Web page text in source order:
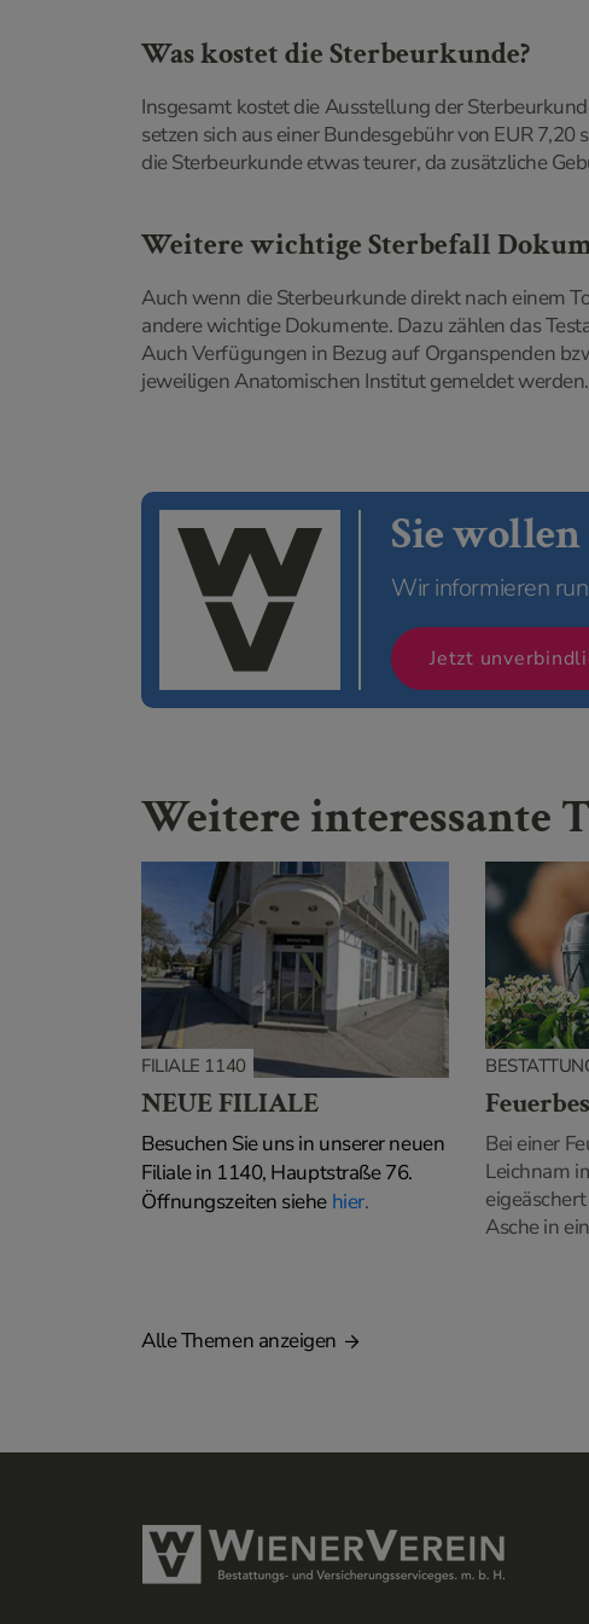
Was kostet die Sterbeurkunde?
Insgesamt kostet die Ausstellung der
setzen sich aus einer Bundesgebühr von EUR
die Sterbeurkunde etwas teurer, da zusätzliche
Weitere wichtige Sterbefall
Auch wenn die Sterbeurkunde direkt nach einem
andere wichtige Dokumente. Dazu zählen das
Auch Verfügungen in Bezug auf Organspenden
jeweiligen Anatomischen Institut gemeldet werden.
Sie
Wir informieren
Jetzt
Weitere interessante
FILIALE 1140
NEUE FILIALE
Besuchen Sie uns in unserer neuen
Filiale in 1140, Hauptstraße 76.
Öffnungszeiten siehe hier.
Bei einer
Leichnam
Asche in
Alle Themen anzeigen